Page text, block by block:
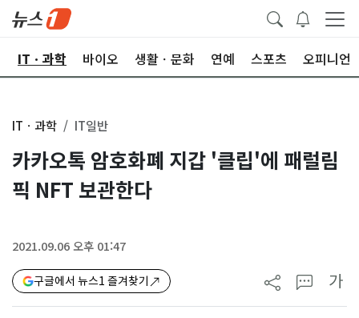
ITㆍ과학 바이오 생활ㆍ문화 연예 스포츠 오피니언
ITㆍ과학 IT일반
카카오톡 암호화폐 지갑 '클립'에 패럴림
픽 NFT 보관한다
2021.09.06 오후 01:47
구글에서 뉴스1 즐겨찾기 가